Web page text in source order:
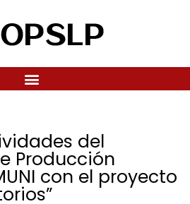
del
Producción
con el proyecto